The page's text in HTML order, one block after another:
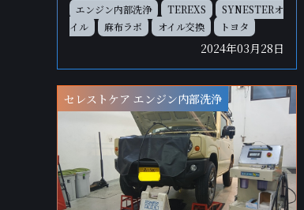
エンジン内部洗浄 TEREXS
SYNESTERオ
イル
麻布ラボ オイル交換 トヨタ
2024年03月28日
セレストケア エンジン内部洗浄